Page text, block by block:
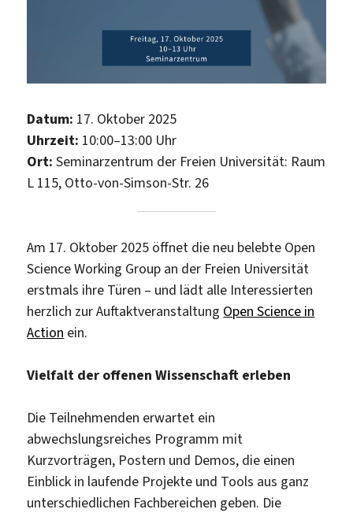
Datum: 17. Oktober 2025
Uhrzeit: 10:00–13:00 Uhr
Ort:Seminarzentrum der Freien Universität: Raum
L 115, Otto-von-Simson-Str. 26
Am 17. Oktober 2025 öffnet die neu belebte Open
Science Working Group an der Freien Universität
erstmals ihre Türen – und lädt alle Interessierten
herzlich zur Auftaktveranstaltung Open Science in
Action ein.
Vielfalt der offenen Wissenschaft erleben
Die Teilnehmenden erwartet ein
abwechslungsreiches Programm mit
Kurzvorträgen, Postern und Demos, die einen
Einblick in laufende Projekte und Tools aus ganz
unterschiedlichen Fachbereichen geben. Die